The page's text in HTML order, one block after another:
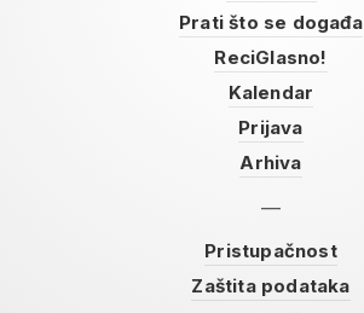
Prati što se događa
ReciGlasno!
Kalendar
Prijava
Arhiva
Pristupačnost
Zaštita podataka